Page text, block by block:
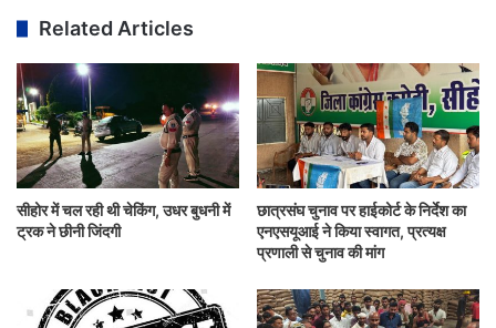
Related Articles
सीहोर में चल रही थी चेकिंग, उधर बुधनी में
ट्रक ने छीनी जिंदगी
छात्रसंघ चुनाव पर हाईकोर्ट के निर्देश का
एनएसयूआई ने किया स्वागत, प्रत्यक्ष
प्रणाली से चुनाव की मांग